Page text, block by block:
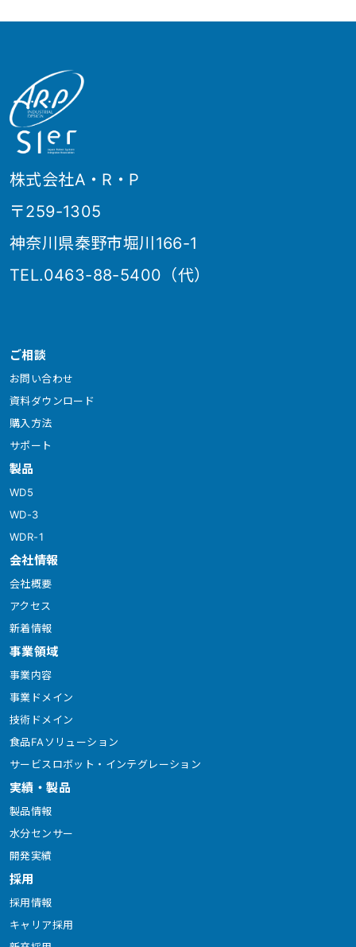
株式会社A・R・P
〒259-1305
神奈川県秦野市堀川166-1
TEL.0463-88-5400（代）
ご相談
お問い合わせ
資料ダウンロード
購入方法
サポート
製品
WD5
WD-3
WDR-1
会社情報
会社概要
アクセス
新着情報
事業領域
事業内容
事業ドメイン
技術ドメイン
食品FAソリューション
サービスロボット・インテグレーション
実績・製品
製品情報
水分センサー
開発実績
採用
採用情報
キャリア採用